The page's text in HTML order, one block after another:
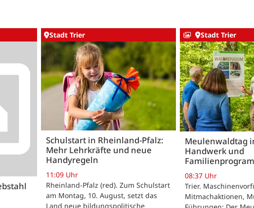
Stadt Trier
Schulstart in Rheinland-Pfalz:
Mehr Lehrkräfte und neue
Handyregeln
11:09 Uhr
Rheinland-Pfalz (red). Zum Schulstart
am Montag, 10. August, setzt das
Land neue bildungspolitische
Stadt Trier
Meulenwaldtag
Handwerk und
08:37 Uhr
Trier.
Mitmachaktionen,